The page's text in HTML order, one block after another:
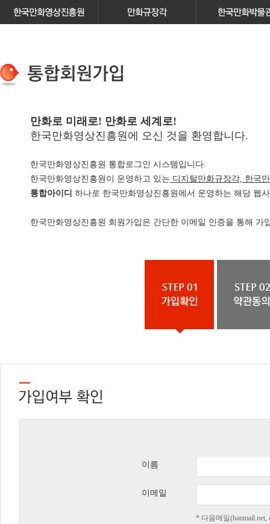
만화로 미래로! 만화로 세계로!
한국만화영상진흥원에 오신 것을 환영합니다.
한국만화영상진흥원 통합로그인 시스템입니다.
한국만화영상진흥원이 운영하고 있는 디지털만화규장각, 한국
통합아이디 하나로 한국만화영상진흥원에서 운영하는 해당 웹
한국만화영상진흥원 회원가입은 간단한 이메일 인증을 통해 가
이름
이메일
* 다음메일